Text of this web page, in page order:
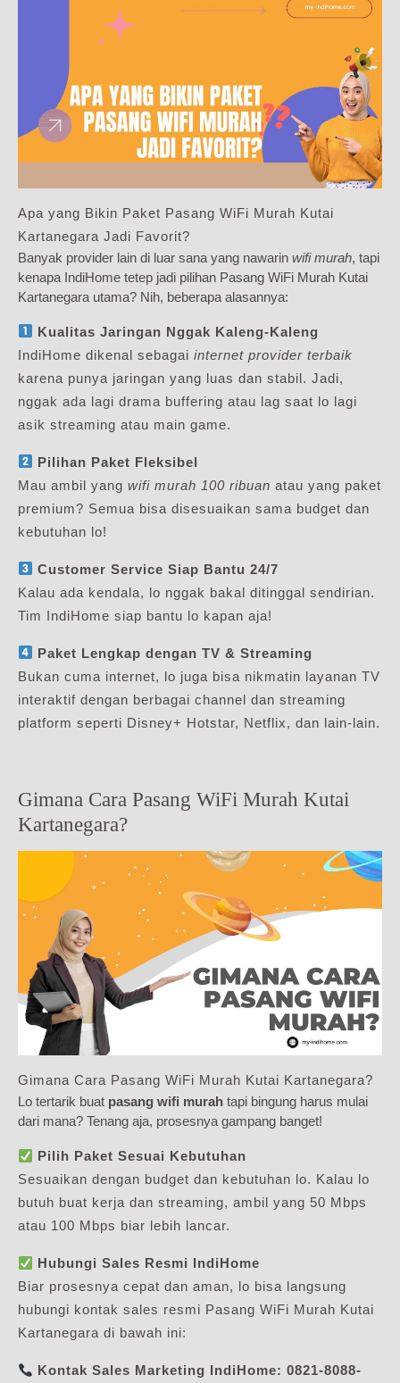
Apa yang Bikin Paket Pasang WiFi Murah Kutai
Kartanegara Jadi Favorit?
Banyak provider lain di luar sana yang nawarin wifi murah, tapi
kenapa IndiHome tetep jadi pilihan Pasang WiFi Murah Kutai
Kartanegara utama? Nih, beberapa alasannya:
Kualitas Jaringan Nggak Kaleng-Kaleng
IndiHome dikenal sebagai internet provider terbaik
karena punya jaringan yang luas dan stabil. Jadi,
nggak ada lagi drama buffering atau lag saat lo lagi
asik streaming atau main game.
Pilihan Paket Fleksibel
Mau ambil yang wifi murah 100 ribuan atau yang paket
premium? Semua bisa disesuaikan sama budget dan
kebutuhan lo!
Customer Service Siap Bantu 24/7
Kalau ada kendala, lo nggak bakal ditinggal sendirian.
Tim IndiHome siap bantu lo kapan aja!
Paket Lengkap dengan TV & Streaming
Bukan cuma internet, lo juga bisa nikmatin layanan TV
interaktif dengan berbagai channel dan streaming
platform seperti Disney+ Hotstar, Netflix, dan lain-lain.
Gimana Cara Pasang WiFi Murah Kutai
Kartanegara?
Gimana Cara Pasang WiFi Murah Kutai Kartanegara?
Lo tertarik buat pasang wifi murah tapi bingung harus mulai
dari mana? Tenang aja, prosesnya gampang banget!
Pilih Paket Sesuai Kebutuhan
Sesuaikan dengan budget dan kebutuhan lo. Kalau lo
butuh buat kerja dan streaming, ambil yang 50 Mbps
atau 100 Mbps biar lebih lancar.
Hubungi Sales Resmi IndiHome
Biar prosesnya cepat dan aman, lo bisa langsung
hubungi kontak sales resmi Pasang WiFi Murah Kutai
Kartanegara di bawah ini:
Kontak Sales Marketing IndiHome: 0821-8088-